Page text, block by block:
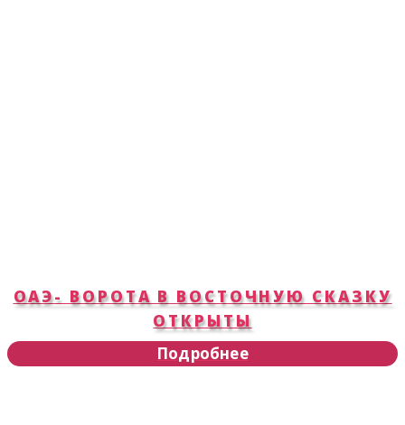
ОАЭ- ВОРОТА В ВОСТОЧНУЮ СКАЗКУ
ОТКРЫТЫ
Подробнее